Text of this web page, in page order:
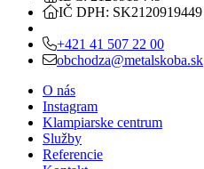
IČ DPH: SK2120919449
+421 41 507 22 00
obchodza@metalskoba.sk
O nás
Instagram
Klampiarske centrum
Služby
Referencie